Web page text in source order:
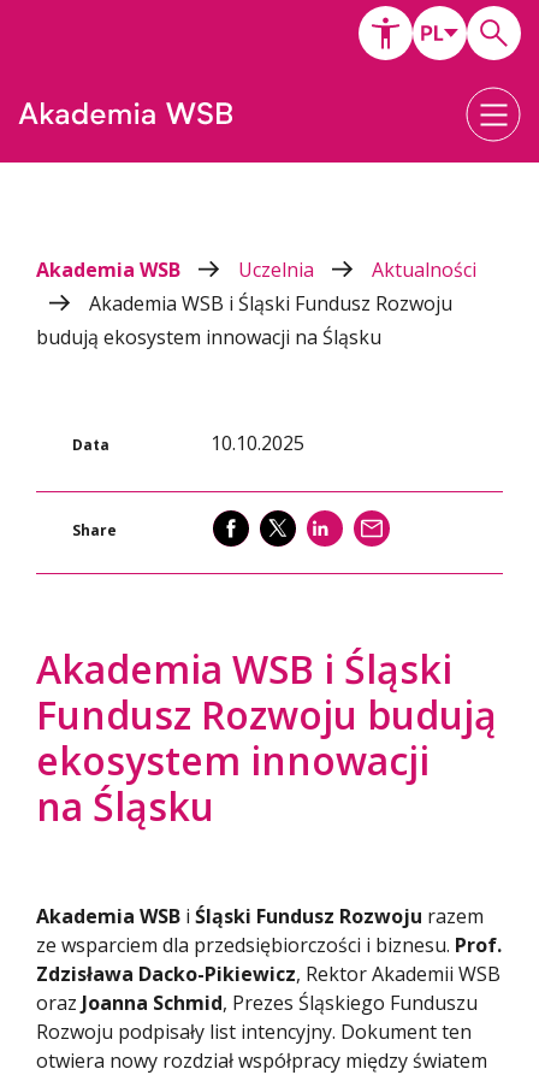
Akademia WSB Uczelnia
Aktualności
Akademia WSB i Śląski Fundusz Rozwoju
budują ekosystem innowacji na Śląsku
Data 10.10.2025
Share SHARE SHARE SHARE
Akademia WSB i Śląski
Fundusz Rozwoju budują
ekosystem innowacji
na Śląsku
Akademia WSB i Śląski Fundusz Rozwoju razem
ze wsparciem dla przedsiębiorczości i biznesu. Prof.
Zdzisława Dacko-Pikiewicz, Rektor Akademii WSB
oraz Joanna Schmid, Prezes Śląskiego Funduszu
Rozwoju podpisały list intencyjny. Dokument ten
otwiera nowy rozdział współpracy między światem